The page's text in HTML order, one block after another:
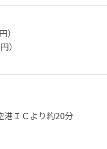
）
）
港ＩＣより約20分